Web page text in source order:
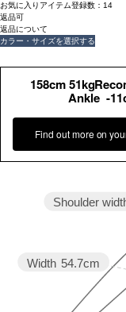
お気に入りアイテム登録数： 14
返品可
返品について
カラー・サイズを選択する
158cm
Ankle -
Find out more on
Width 54.7cm
Shoulder